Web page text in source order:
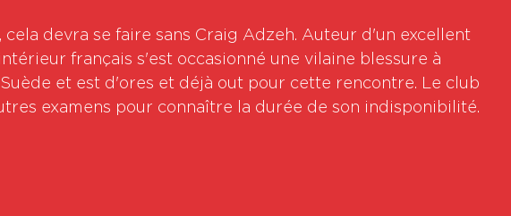
cela devra se faire sans Craig Adzeh. Auteur d'un excellent
français s'est occasionné une vilaine blessure à
et est d'ores et déjà out pour cette rencontre. Le club
examens pour connaître la durée de son indisponibilité.